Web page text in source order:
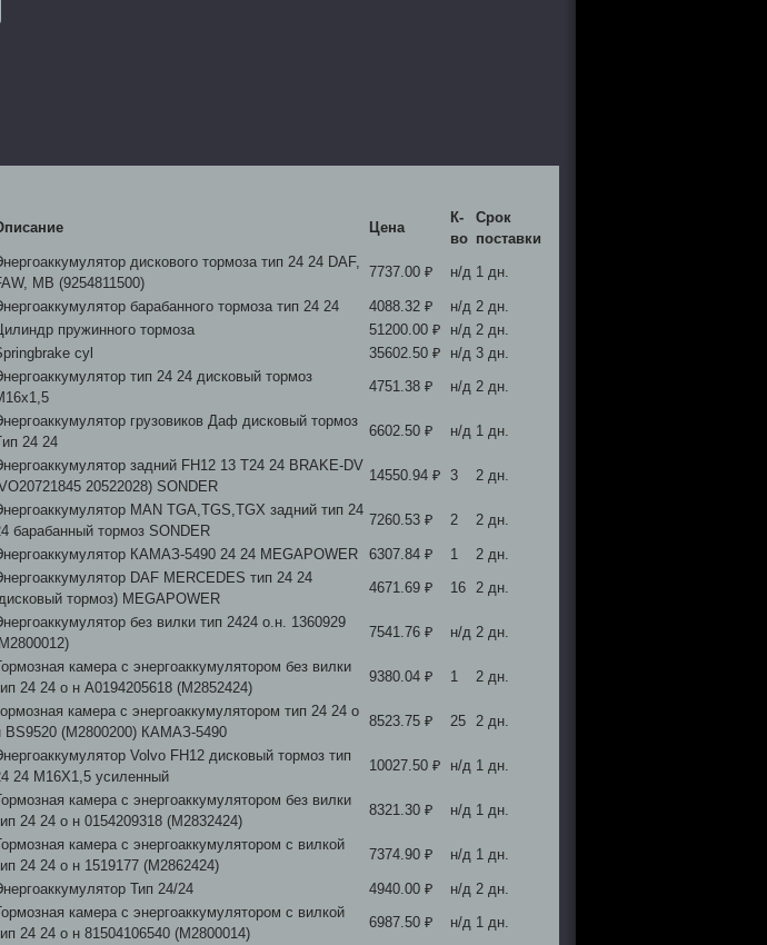
Цена
К-
во
Срок
поставки
дискового тормоза тип 24 24 DAF,
MB (9254811500)
7737.00 ₽ н/д 1 дн.
барабанного тормоза тип 24 24 4088.32 ₽ н/д 2 дн.
пружинного тормоза 51200.00 ₽ н/д 2 дн.
cyl 35602.50 ₽ н/д 3 дн.
тип 24 24 дисковый тормоз
4751.38 ₽ н/д 2 дн.
грузовиков Даф дисковый тормоз
24 24
6602.50 ₽ н/д 1 дн.
задний FH12 13 T24 24 BRAKE-DV
20522028) SONDER
14550.94 ₽ 3 2 дн.
MAN TGA,TGS,TGX задний тип 24
барабанный тормоз SONDER
7260.53 ₽ 2 2 дн.
КАМАЗ-5490 24 24 MEGAPOWER 6307.84 ₽ 1
2 дн.
DAF MERCEDES тип 24 24
тормоз) MEGAPOWER
4671.69 ₽ 16 2 дн.
без вилки тип 2424 о.н. 1360929
7541.76 ₽ н/д 2 дн.
камера с энергоаккумулятором без вилки
24 24 о н A0194205618 (M2852424)
9380.04 ₽ 1 2 дн.
камера с энергоаккумулятором тип 24 24 о
BS9520 (M2800200) КАМАЗ-5490
8523.75 ₽ 25 2 дн.
Volvo FH12 дисковый тормоз тип
24 M16X1,5 усиленный
10027.50 ₽ н/д 1 дн.
камера с энергоаккумулятором без вилки
24 24 о н 0154209318 (M2832424)
8321.30 ₽ н/д 1 дн.
камера с энергоаккумулятором с вилкой
24 24 о н 1519177 (M2862424)
7374.90 ₽ н/д 1 дн.
Тип 24/24 4940.00 ₽ н/д 2 дн.
камера с энергоаккумулятором с вилкой
24 24 о н 81504106540 (M2800014)
6987.50 ₽ н/д 1 дн.